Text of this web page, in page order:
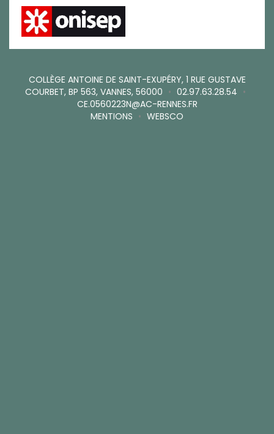
COLLÈGE ANTOINE DE SAINT-EXUPÉRY, 1 RUE GUSTAVE
COURBET, BP 563, VANNES, 56000 • 02.97.63.28.54 •
CE.0560223N@AC-RENNES.FR
MENTIONS • WEBSCO